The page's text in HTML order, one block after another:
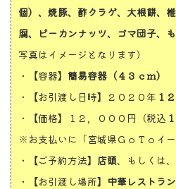
個）、焼豚、酢クラゲ、大根餅、
腐、ピーカンナッツ、ゴマ団子、
写真はイメージとなります）
・【容器】 簡易容器（４３ｃｍ）
・【お引渡し日時】２０２０年 １
・【価格】１２，０００円（税込
※お支払いに「宮城県ＧｏＴｏイー
・【ご予約方法】 店頭、もしくは、
・【お引渡し場所】 中華レストラ